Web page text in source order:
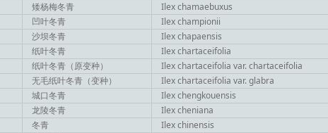
矮杨梅冬青 Ilex chamaebuxus
凹叶冬青 Ilex championii
沙坝冬青 Ilex chapaensis
纸叶冬青 Ilex chartaceifolia
纸叶冬青（原变种） Ilex chartaceifolia var. chartaceifolia
无毛纸叶冬青（变种） Ilex chartaceifolia var. glabra
城口冬青 Ilex chengkouensis
龙陵冬青 Ilex cheniana
冬青 Ilex chinensis